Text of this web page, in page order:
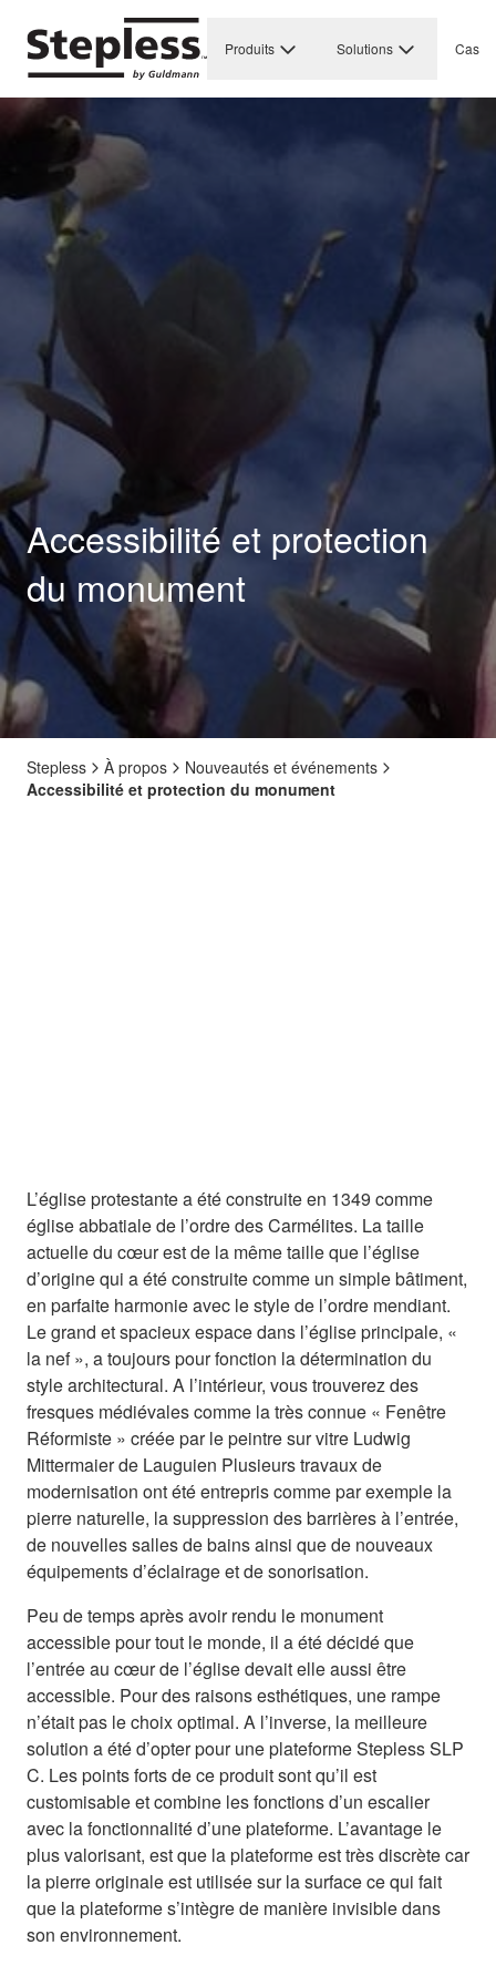
Produits Solutions Cas
Accessibilité et protection
du monument
Stepless À propos
Nouveautés et événements
Accessibilité et protection du monument
L’église protestante a été construite en 1349 comme
église abbatiale de l’ordre des Carmélites. La taille
actuelle du cœur est de la même taille que l’église
d’origine qui a été construite comme un simple bâtiment,
en parfaite harmonie avec le style de l’ordre mendiant.
Le grand et spacieux espace dans l’église principale, «
la nef », a toujours pour fonction la détermination du
style architectural. A l’intérieur, vous trouverez des
fresques médiévales comme la très connue « Fenêtre
Réformiste » créée par le peintre sur vitre Ludwig
Mittermaier de Lauguien Plusieurs travaux de
modernisation ont été entrepris comme par exemple la
pierre naturelle, la suppression des barrières à l’entrée,
de nouvelles salles de bains ainsi que de nouveaux
équipements d’éclairage et de sonorisation.
Peu de temps après avoir rendu le monument
accessible pour tout le monde, il a été décidé que
l’entrée au cœur de l’église devait elle aussi être
accessible. Pour des raisons esthétiques, une rampe
n’était pas le choix optimal. A l’inverse, la meilleure
solution a été d’opter pour une plateforme Stepless SLP
C. Les points forts de ce produit sont qu’il est
customisable et combine les fonctions d’un escalier
avec la fonctionnalité d’une plateforme. L’avantage le
plus valorisant, est que la plateforme est très discrète car
la pierre originale est utilisée sur la surface ce qui fait
que la plateforme s’intègre de manière invisible dans
son environnement.